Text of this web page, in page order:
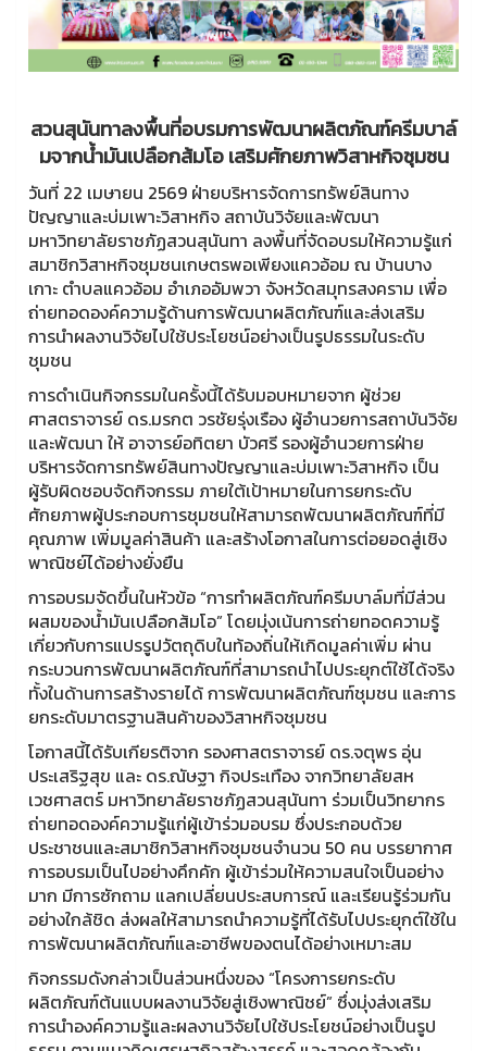
สวนสุนันทาลงพื้นที่อบรมการพัฒนาผลิตภัณฑ์ครีมบาล์
มจากน้ำมันเปลือกส้มโอ เสริมศักยภาพวิสาหกิจชุมชน
วันที่ 22 เมษายน 2569 ฝ่ายบริหารจัดการทรัพย์สินทาง
ปัญญาและบ่มเพาะวิสาหกิจ สถาบันวิจัยและพัฒนา
มหาวิทยาลัยราชภัฏสวนสุนันทา ลงพื้นที่จัดอบรมให้ความรู้แก่
สมาชิกวิสาหกิจชุมชนเกษตรพอเพียงแควอ้อม ณ บ้านบาง
เกาะ ตำบลแควอ้อม อำเภออัมพวา จังหวัดสมุทรสงคราม เพื่อ
ถ่ายทอดองค์ความรู้ด้านการพัฒนาผลิตภัณฑ์และส่งเสริม
การนำผลงานวิจัยไปใช้ประโยชน์อย่างเป็นรูปธรรมในระดับ
ชุมชน
การดำเนินกิจกรรมในครั้งนี้ได้รับมอบหมายจาก ผู้ช่วย
ศาสตราจารย์ ดร.มรกต วรชัยรุ่งเรือง ผู้อำนวยการสถาบันวิจัย
และพัฒนา ให้ อาจารย์อทิตยา บัวศรี รองผู้อำนวยการฝ่าย
บริหารจัดการทรัพย์สินทางปัญญาและบ่มเพาะวิสาหกิจ เป็น
ผู้รับผิดชอบจัดกิจกรรม ภายใต้เป้าหมายในการยกระดับ
ศักยภาพผู้ประกอบการชุมชนให้สามารถพัฒนาผลิตภัณฑ์ที่มี
คุณภาพ เพิ่มมูลค่าสินค้า และสร้างโอกาสในการต่อยอดสู่เชิง
พาณิชย์ได้อย่างยั่งยืน
การอบรมจัดขึ้นในหัวข้อ “การทำผลิตภัณฑ์ครีมบาล์มที่มีส่วน
ผสมของน้ำมันเปลือกส้มโอ” โดยมุ่งเน้นการถ่ายทอดความรู้
เกี่ยวกับการแปรรูปวัตถุดิบในท้องถิ่นให้เกิดมูลค่าเพิ่ม ผ่าน
กระบวนการพัฒนาผลิตภัณฑ์ที่สามารถนำไปประยุกต์ใช้ได้จริง
ทั้งในด้านการสร้างรายได้ การพัฒนาผลิตภัณฑ์ชุมชน และการ
ยกระดับมาตรฐานสินค้าของวิสาหกิจชุมชน
โอกาสนี้ได้รับเกียรติจาก รองศาสตราจารย์ ดร.จตุพร อุ่น
ประเสริฐสุข และ ดร.ณัษฐา กิจประเทือง จากวิทยาลัยสห
เวชศาสตร์ มหาวิทยาลัยราชภัฏสวนสุนันทา ร่วมเป็นวิทยากร
ถ่ายทอดองค์ความรู้แก่ผู้เข้าร่วมอบรม ซึ่งประกอบด้วย
ประชาชนและสมาชิกวิสาหกิจชุมชนจำนวน 50 คน บรรยากาศ
การอบรมเป็นไปอย่างคึกคัก ผู้เข้าร่วมให้ความสนใจเป็นอย่าง
มาก มีการซักถาม แลกเปลี่ยนประสบการณ์ และเรียนรู้ร่วมกัน
อย่างใกล้ชิด ส่งผลให้สามารถนำความรู้ที่ได้รับไปประยุกต์ใช้ใน
การพัฒนาผลิตภัณฑ์และอาชีพของตนได้อย่างเหมาะสม
กิจกรรมดังกล่าวเป็นส่วนหนึ่งของ “โครงการยกระดับ
ผลิตภัณฑ์ต้นแบบผลงานวิจัยสู่เชิงพาณิชย์” ซึ่งมุ่งส่งเสริม
การนำองค์ความรู้และผลงานวิจัยไปใช้ประโยชน์อย่างเป็นรูป